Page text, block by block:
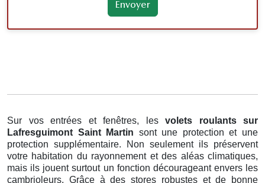
Sur vos entrées et fenêtres, les volets roulants
sur
Lafresguimont Saint Martin sont une protection et une
protection supplémentaire. Non seulement ils préservent
votre habitation du rayonnement et des aléas climatiques,
mais ils jouent surtout un fonction décourageant envers les
cambrioleurs. Grâce à des stores robustes et de bonne